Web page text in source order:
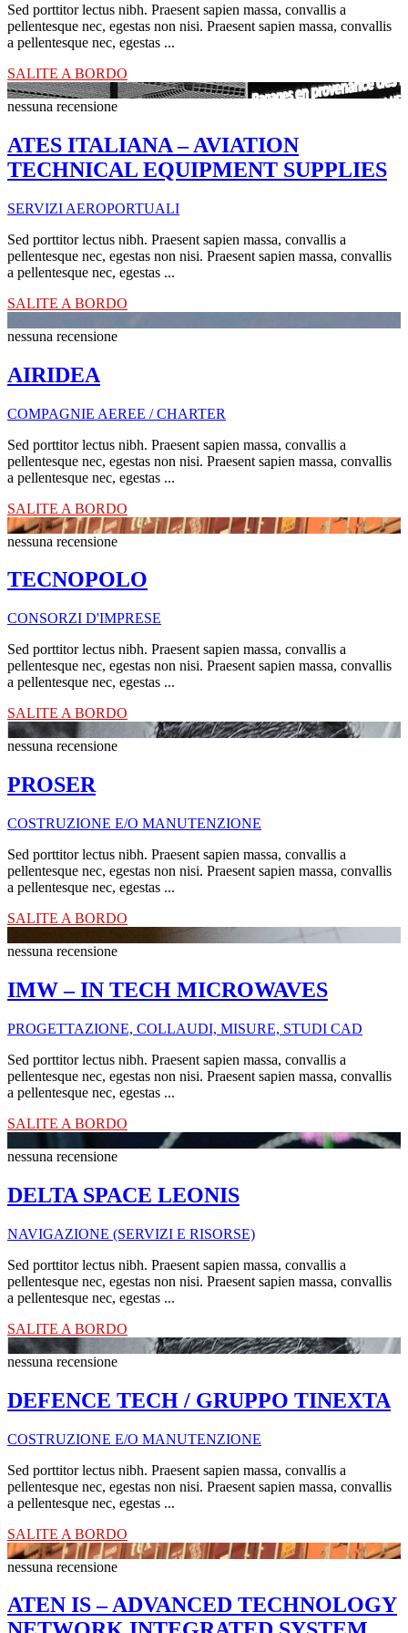
Sed porttitor lectus nibh. Praesent sapien massa, convallis a
pellentesque nec, egestas non nisi. Praesent sapien massa, convallis
a pellentesque nec, egestas ...
SALITE A BORDO
nessuna recensione
ATES ITALIANA – AVIATION
TECHNICAL EQUIPMENT SUPPLIES
SERVIZI AEROPORTUALI
Sed porttitor lectus nibh. Praesent sapien massa, convallis a
pellentesque nec, egestas non nisi. Praesent sapien massa, convallis
a pellentesque nec, egestas ...
SALITE A BORDO
nessuna recensione
AIRIDEA
COMPAGNIE AEREE / CHARTER
Sed porttitor lectus nibh. Praesent sapien massa, convallis a
pellentesque nec, egestas non nisi. Praesent sapien massa, convallis
a pellentesque nec, egestas ...
SALITE A BORDO
nessuna recensione
TECNOPOLO
CONSORZI D'IMPRESE
Sed porttitor lectus nibh. Praesent sapien massa, convallis a
pellentesque nec, egestas non nisi. Praesent sapien massa, convallis
a pellentesque nec, egestas ...
SALITE A BORDO
nessuna recensione
PROSER
COSTRUZIONE E/O MANUTENZIONE
Sed porttitor lectus nibh. Praesent sapien massa, convallis a
pellentesque nec, egestas non nisi. Praesent sapien massa, convallis
a pellentesque nec, egestas ...
SALITE A BORDO
nessuna recensione
IMW – IN TECH MICROWAVES
PROGETTAZIONE, COLLAUDI, MISURE, STUDI CAD
Sed porttitor lectus nibh. Praesent sapien massa, convallis a
pellentesque nec, egestas non nisi. Praesent sapien massa, convallis
a pellentesque nec, egestas ...
SALITE A BORDO
nessuna recensione
DELTA SPACE LEONIS
NAVIGAZIONE (SERVIZI E RISORSE)
Sed porttitor lectus nibh. Praesent sapien massa, convallis a
pellentesque nec, egestas non nisi. Praesent sapien massa, convallis
a pellentesque nec, egestas ...
SALITE A BORDO
nessuna recensione
DEFENCE TECH / GRUPPO TINEXTA
COSTRUZIONE E/O MANUTENZIONE
Sed porttitor lectus nibh. Praesent sapien massa, convallis a
pellentesque nec, egestas non nisi. Praesent sapien massa, convallis
a pellentesque nec, egestas ...
SALITE A BORDO
nessuna recensione
ATEN IS – ADVANCED TECHNOLOGY